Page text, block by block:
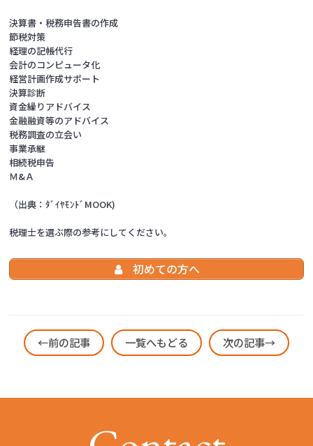
決算書・税務申告書の作成
節税対策
経理の記帳代行
会計のコンピュータ化
経営計画作成サポート
決算診断
資金繰りアドバイス
金融融資等のアドバイス
税務調査の立会い
事業承継
相続税申告
Ｍ&Ａ
（出典：ﾀﾞｲﾔﾓﾝﾄﾞMOOK)
税理士を選ぶ際の参考にしてください。
初めての方へ
←前の記事 一覧へもどる 次の記事→